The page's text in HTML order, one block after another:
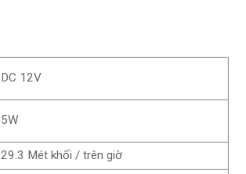
DC 12V
5W
29.3 Mét khối / trên giờ